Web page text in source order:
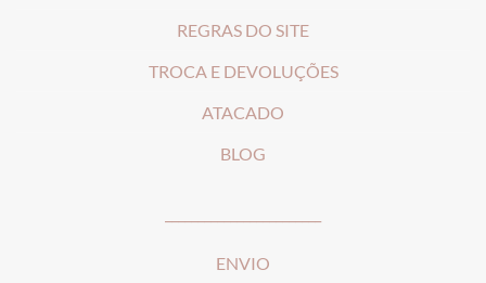
REGRAS DO SITE
TROCA E DEVOLUÇÕES
ATACADO
BLOG
ENVIO